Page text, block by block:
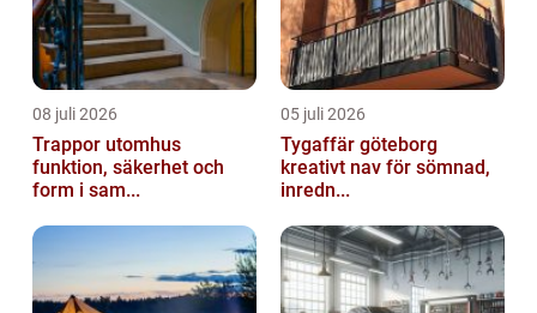
08 juli 2026
Trappor utomhus
funktion, säkerhet och
form i sam...
05 juli 2026
Tygaffär göteborg
kreativt nav för sömnad,
inredn...